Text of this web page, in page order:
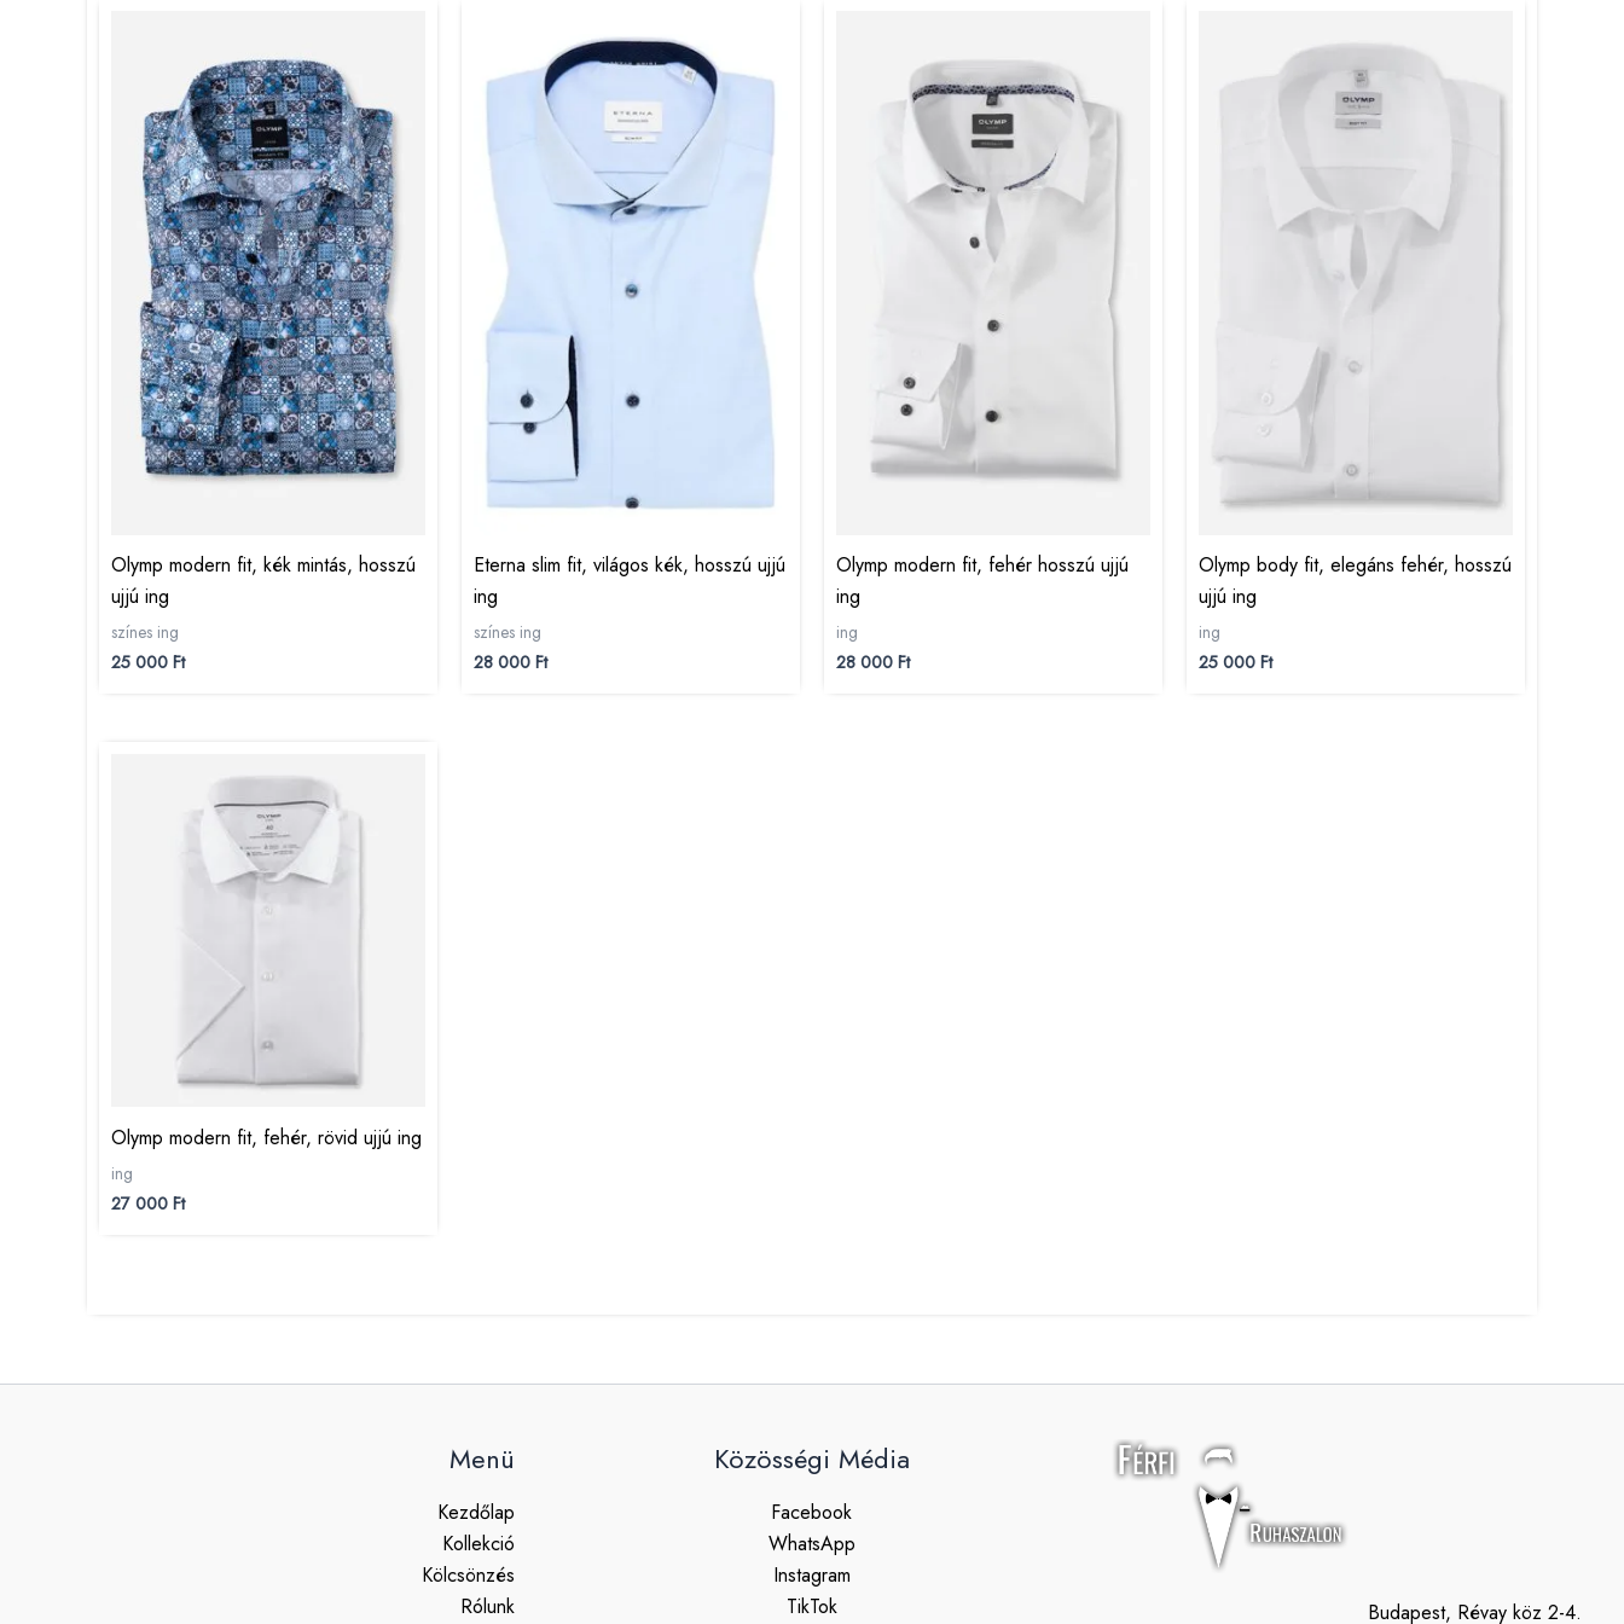
Olymp modern fit, kék mintás, hosszú
ujjú ing
színes ing
25 000 Ft
Eterna slim fit, világos kék, hosszú ujjú
ing
színes ing
28 000 Ft
Olymp modern fit, fehér hosszú ujjú
ing
ing
28 000 Ft
Olymp body fit, elegáns fehér, hosszú
ujjú ing
ing
25 000 Ft
Olymp modern fit, fehér, rövid ujjú ing
ing
27 000 Ft
Menü
Kezdőlap
Kollekció
Kölcsönzés
Rólunk
Közösségi Média
Facebook
WhatsApp
Instagram
TikTok
Budapest, Révay köz 2-4.